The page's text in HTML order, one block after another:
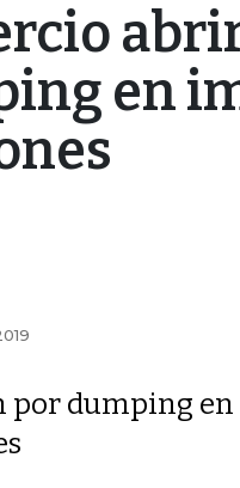
en
por dumping en